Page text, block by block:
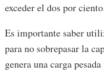
exceder el dos por
Es importante saber
para no sobrepasar la
genera una carga